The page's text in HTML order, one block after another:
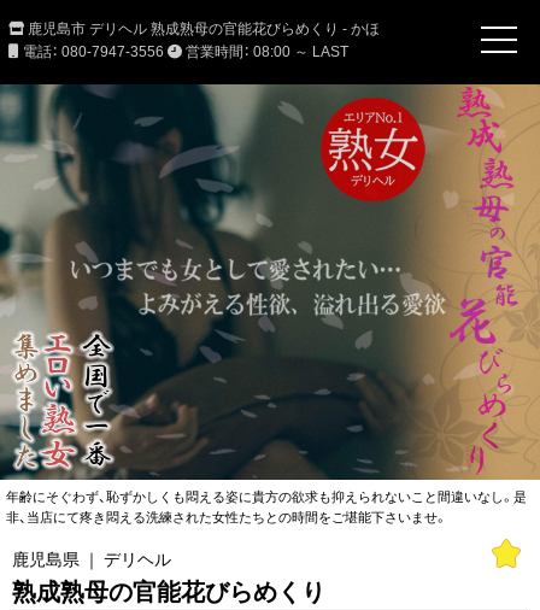
鹿児島市 デリヘル 熟成熟母の官能花びらめくり - かほ
電話： 080-7947-3556
営業時間： 08:00 ～ LAST
年齢にそぐわず、恥ずかしくも悶える姿に貴方の欲求も抑えられないこと間違いなし。是
非、当店にて疼き悶える洗練された女性たちとの時間をご堪能下さいませ。
鹿児島県 ｜ デリヘル
熟成熟母の官能花びらめくり